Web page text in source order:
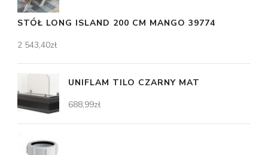
STÓŁ LONG ISLAND 200 CM MANGO 39774
2 543,40zł
UNIFLAM TILO CZARNY MAT
688,99zł